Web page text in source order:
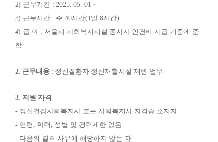
2) 근무기간 : 2025. 05. 01 ~
3) 근무시간 : 주 40시간(1일 8시간)
4) 급 여 : 서울시 사회복지시설 종사자 인건비 지급 기준에 준
함
2. 근무내용 : 정신질환자 정신재활시설 제반 업무
3. 지원 자격
- 정신건강사회복지사 또는 사회복지사 자격증 소지자
- 연령 , 학력 , 성별 및 경력제한 없음
- 다음의 결격 사유에 해당하지 않는 자